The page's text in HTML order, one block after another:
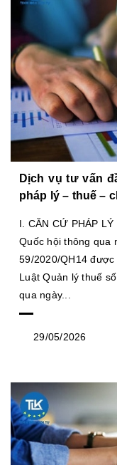
Dịch vụ tư vấn
pháp lý – thuế –
I. CĂN CỨ PHÁP
Quốc hội thông qua
59/2020/QH14
Luật Quản lý thuế
qua ngày...
29/05/2026